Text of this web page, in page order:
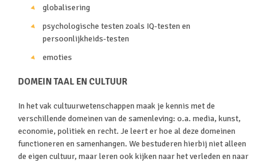
globalisering
psychologische testen zoals IQ-testen en
persoonlijkheids-testen
emoties
DOMEIN TAAL EN CULTUUR
In het vak cultuurwetenschappen maak je kennis met de
verschillende domeinen van de samenleving: o.a. media, kunst,
economie, politiek en recht. Je leert er hoe al deze domeinen
functioneren en samenhangen. We bestuderen hierbij niet alleen
de eigen cultuur, maar leren ook kijken naar het verleden en naar